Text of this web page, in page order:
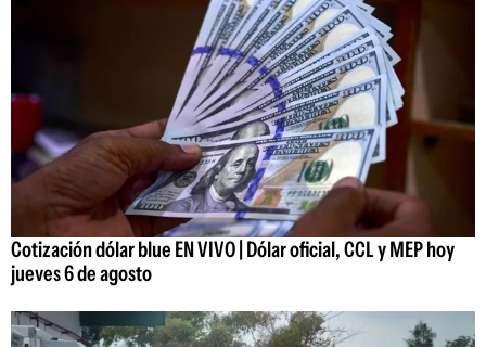
Cotización dólar blue EN VIVO | Dólar oficial, CCL y MEP hoy
jueves 6 de agosto